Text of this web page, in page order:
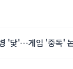
'닻'…게임 '중독'